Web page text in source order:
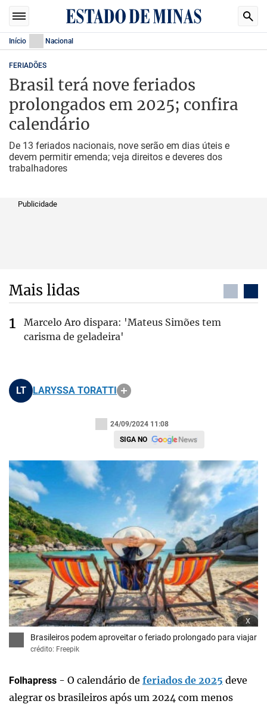
Início Nacional
FERIADÕES
Brasil terá nove feriados
prolongados em 2025; confira
calendário
De 13 feriados nacionais, nove serão em dias úteis e
devem permitir emenda; veja direitos e deveres dos
trabalhadores
Publicidade
Mais lidas
Marcelo Aro dispara: 'Mateus Simões tem
carisma de geladeira'
LT LARYSSA TORATTI
24/09/2024 11:08
SIGA NO
x
Brasileiros podem aproveitar o feriado prolongado para viajar
crédito: Freepik
Folhapress - O calendário de feriados de 2025 deve
alegrar os brasileiros após um 2024 com menos